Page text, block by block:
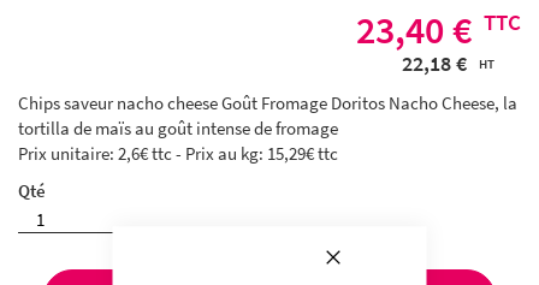
IMAGES
GALLERY
23,40 €
22,18 €
Chips saveur nacho cheese Goût Fromage Doritos Nacho Cheese, la
tortilla de maïs au goût intense de fromage
Prix unitaire: 2,6€ ttc - Prix au kg: 15,29€ ttc
Qté